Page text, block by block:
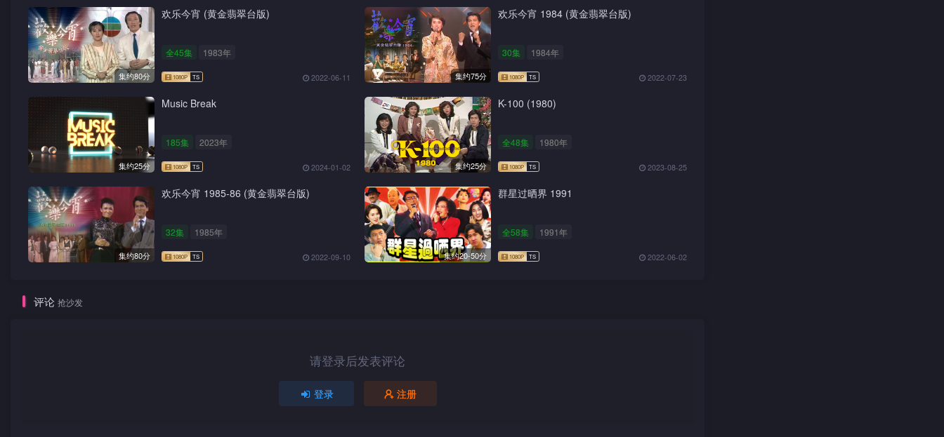
集约80分
欢乐今宵 (黄金翡翠台版)
全45集 1983年
2022-06-11 集约75分
欢乐今宵 1984 (黄金翡翠台版)
30集 1984年
2022-07-23
集约25分
Music Break
185集 2023年
2024-01-02 集约25分
K-100 (1980)
全48集 1980年
2023-08-25
集约80分
欢乐今宵 1985-86 (黄金翡翠台版)
32集 1985年
2022-09-10 集约20-50分
群星过晒界 1991
全58集 1991年
2022-06-02
评论 抢沙发
请登录后发表评论
登录 注册